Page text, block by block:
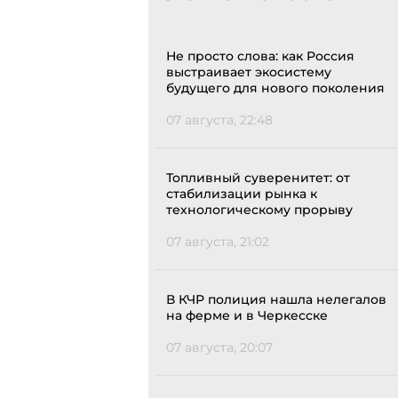
Не просто слова: как Россия
выстраивает экосистему
будущего для нового поколения
07 августа, 22:48
Топливный суверенитет: от
стабилизации рынка к
технологическому прорыву
07 августа, 21:02
В КЧР полиция нашла нелегалов
на ферме и в Черкесске
07 августа, 20:07